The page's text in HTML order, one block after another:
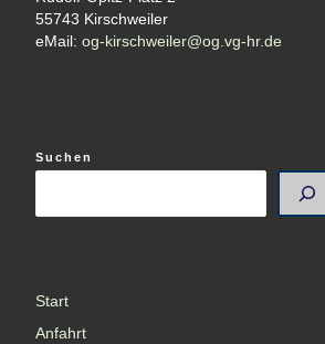
55743 Kirschweiler
eMail: og-kirschweiler@og.vg-hr.de
Suchen
Start
Anfahrt